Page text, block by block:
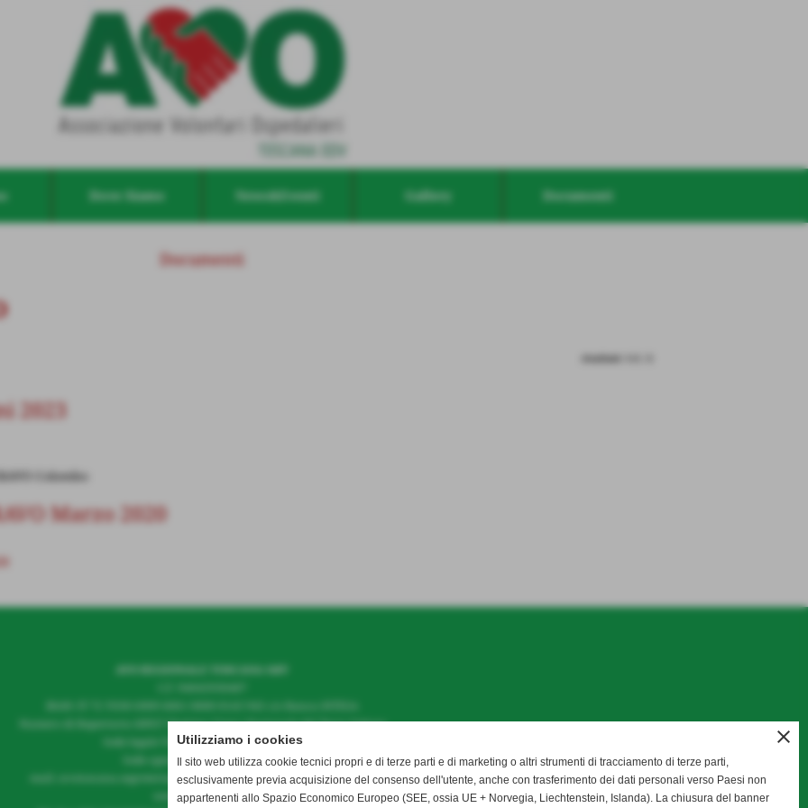
Dove Siamo News&Eventi Gallery Documenti
Documenti
2023
Colombo
Marzo 2020
AVO REGIONALE TOSCANA OdV
Numero di Repertorio 68957 Registro Unico Nazionale del Terzo Settore
Sede legale Via Malcontenti 6 – Firenze
Sede operativa c/o AVO Firenze
mail: avotoscana.segreteria@gmail.com PEC avotoscana@postace.it
www.avotoscana.it
close
Utilizziamo i cookies
Il sito web utilizza cookie tecnici propri e di terze parti e di marketing o altri strumenti di tracciamento di terze parti,
esclusivamente previa acquisizione del consenso dell'utente, anche con trasferimento dei dati personali verso Paesi non
appartenenti allo Spazio Economico Europeo (SEE, ossia UE + Norvegia, Liechtenstein, Islanda). La chiusura del banner